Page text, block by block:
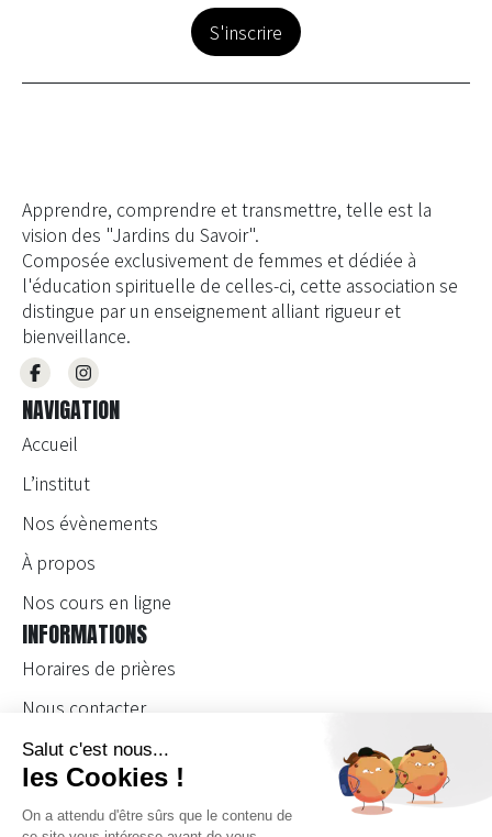
S'inscrire
Apprendre, comprendre et transmettre, telle est la
vision des "Jardins du Savoir".
Composée exclusivement de femmes et dédiée à
l'éducation spirituelle de celles-ci, cette association se
distingue par un enseignement alliant rigueur et
bienveillance.
NAVIGATION
Accueil
L’institut
Nos évènements
À propos
Nos cours en ligne
INFORMATIONS
Horaires de prières
Nous contacter
Devenir bénévole
Devenir enseignante
Se connecter